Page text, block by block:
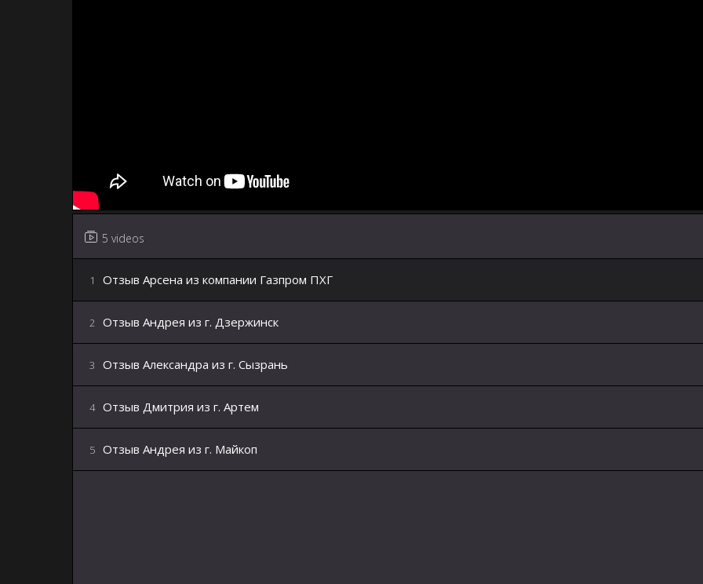
5 videos
1 Отзыв Арсена из компании Газпром ПХГ
2 Отзыв Андрея из г. Дзержинск
3 Отзыв Александра из г. Сызрань
4 Отзыв Дмитрия из г. Артем
5 Отзыв Андрея из г. Майкоп